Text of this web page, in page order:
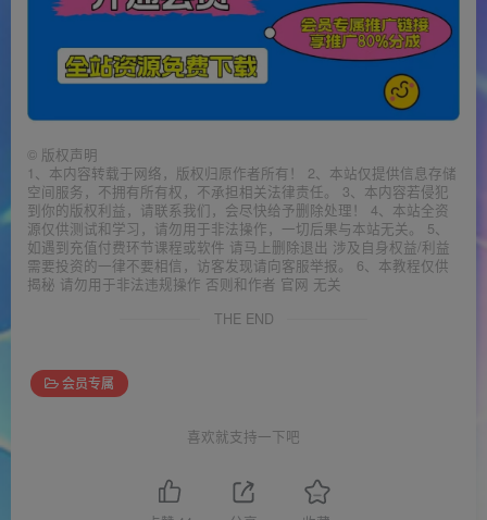
© 版权声明
1、本内容转载于网络，版权归原作者所有！ 2、本站仅提供信息存储
空间服务，不拥有所有权，不承担相关法律责任。 3、本内容若侵犯
到你的版权利益，请联系我们，会尽快给予删除处理！ 4、本站全资
源仅供测试和学习，请勿用于非法操作，一切后果与本站无关。 5、
如遇到充值付费环节课程或软件 请马上删除退出 涉及自身权益/利益
需要投资的一律不要相信，访客发现请向客服举报。 6、本教程仅供
揭秘 请勿用于非法违规操作 否则和作者 官网 无关
THE END
会员专属
喜欢就支持一下吧